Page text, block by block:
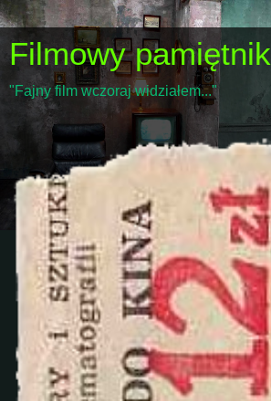
Filmowy pamiętnik
"Fajny film wczoraj widziałem..."